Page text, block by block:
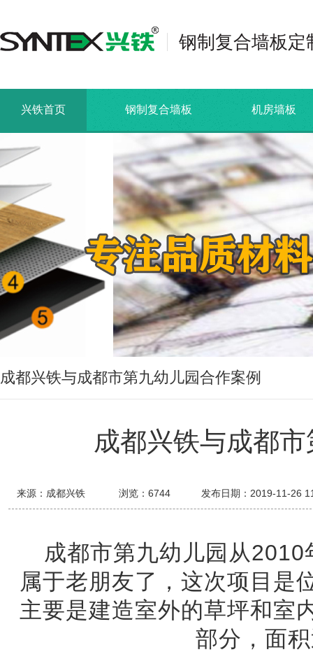
钢制复合墙板定
兴铁首页 钢制复合墙板 机房墙板
成都兴铁与成都市第九幼儿园合作案例
成都兴铁与成都
来源：成都兴铁 浏览： 6744 发布日期：2019-11-26
成都市第九幼儿园从2010
属于老朋友了，这次项目是
主要是建造室外的草坪和室
部分，面